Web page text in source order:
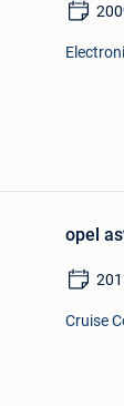
opel
Cruise